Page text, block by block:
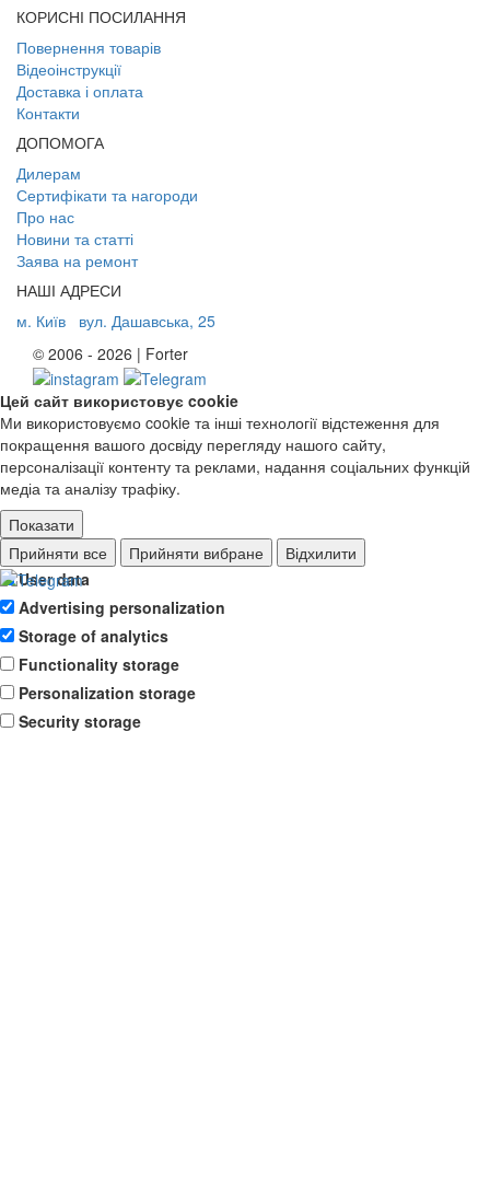
КОРИСНІ ПОСИЛАННЯ
Повернення товарів
Відеоінструкції
Доставка і оплата
Контакти
ДОПОМОГА
Дилерам
Сертифікати та нагороди
Про нас
Новини та статті
Заява на ремонт
НАШІ АДРЕСИ
м. Київ
вул. Дашавська, 25
© 2006 - 2026 | Forter
Цей сайт використовує cookie
Ми використовуємо cookie та інші технології відстеження для
покращення вашого досвіду перегляду нашого сайту,
персоналізації контенту та реклами, надання соціальних функцій
медіа та аналізу трафіку.
Показати
Ad storage
User data
Advertising personalization
Storage of analytics
Functionality storage
Personalization storage
Security storage
Прийняти все Прийняти вибране Відхилити